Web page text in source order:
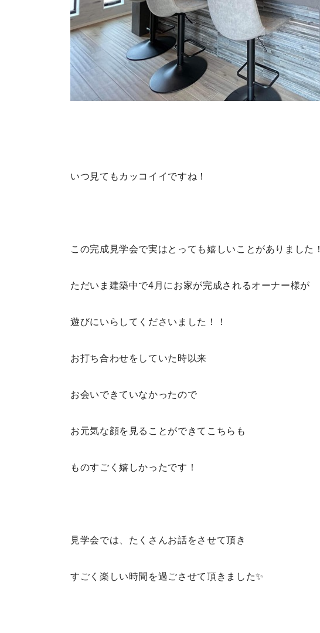
いつ見てもカッコイイですね！
この完成見学会で実はとっても嬉しいことがありました！
ただいま建築中で4月にお家が完成されるオーナー様が
遊びにいらしてくださいました！！
お打ち合わせをしていた時以来
お会いできていなかったので
お元気な顔を見ることができてこちらも
ものすごく嬉しかったです！
見学会では、たくさんお話をさせて頂き
すごく楽しい時間を過ごさせて頂きました✨